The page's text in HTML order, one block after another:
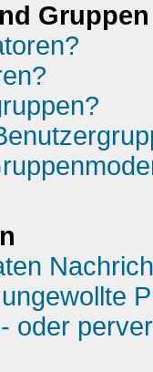
Gruppen
oder